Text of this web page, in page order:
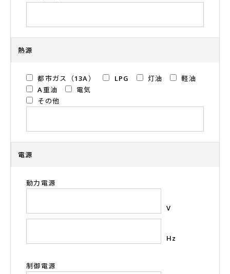
熱源
都市ガス（13A） LPG 灯油
軽油
A重油
電気
その他
電源
動力電源
V
Hz
制御電源